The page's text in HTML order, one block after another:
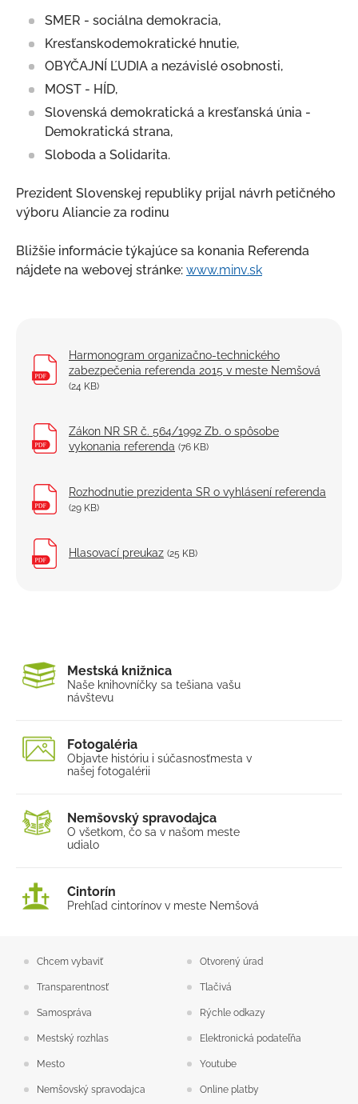
SMER - sociálna demokracia,
Kresťanskodemokratické hnutie,
OBYČAJNÍ ĽUDIA a nezávislé osobnosti,
MOST - HÍD,
Slovenská demokratická a kresťanská únia -
Demokratická strana,
Sloboda a Solidarita.
Prezident Slovenskej republiky prijal návrh petičného
výboru Aliancie za rodinu
Bližšie informácie týkajúce sa konania Referenda
nájdete na webovej stránke: www.minv.sk
Harmonogram organizačno-technického
zabezpečenia referenda 2015 v meste Nemšová
(24 KB)
Zákon NR SR č. 564/1992 Zb. o spôsobe
vykonania referenda (76 KB)
Rozhodnutie prezidenta SR o vyhlásení referenda
(29 KB)
Hlasovací preukaz (25 KB)
Mestská knižnica
Naše knihovníčky sa tešiana vašu
návštevu
Fotogaléria
Objavte históriu i súčasnosťmesta v
našej fotogalérii
Nemšovský spravodajca
O všetkom, čo sa v našom meste
udialo
Cintorín
Prehľad cintorínov v meste Nemšová
Chcem vybaviť Otvorený úrad
Transparentnosť Tlačivá
Samospráva Rýchle odkazy
Mestský rozhlas Elektronická podateľňa
Mesto Youtube
Nemšovský spravodajca Online platby